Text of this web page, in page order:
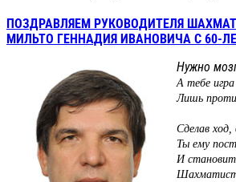
ПОЗДРАВЛЯЕМ РУКОВОДИТЕЛЯ
МИЛЬТО ГЕННАДИЯ ИВАНОВИЧА С 60-
Нужно
А тебе игра
Лишь
Сделав
Ты ему
И
Шахматист